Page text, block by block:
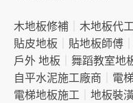
木地板修補 木地板代
貼皮地板
貼地板師傅
戶外 地板
舞蹈教室地
自平水泥施工廠商
電
電梯地板施工
地板裝